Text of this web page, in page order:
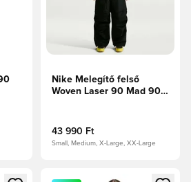
Nike Melegítő felső
Woven Laser 90 Mad 90 -
43 990 Ft
Small, Medium, X-Large, XX-Large